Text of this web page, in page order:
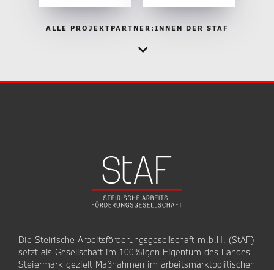
ALLE PROJEKTPARTNER:INNEN DER STAF
Die Steirische Arbeitsförderungsgesellschaft m.b.H. (StAF)
setzt als Gesellschaft im 100%igen Eigentum des Landes
Steiermark gezielt Maßnahmen im arbeitsmarktpolitischen